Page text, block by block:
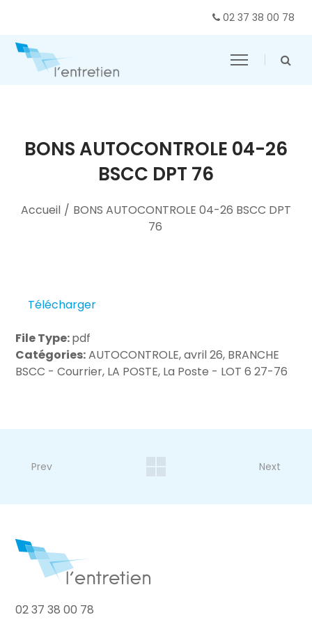
02 37 38 00 78
BONS AUTOCONTROLE 04-26
BSCC DPT 76
Accueil / BONS AUTOCONTROLE 04-26 BSCC DPT
76
Télécharger
File Type:pdf
Catégories:AUTOCONTROLE, avril 26, BRANCHE
BSCC - Courrier, LA POSTE, La Poste - LOT 6 27-76
Prev Next
02 37 38 00 78